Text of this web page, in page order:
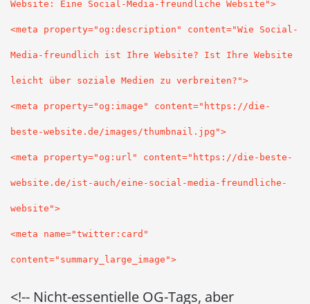
Website: Eine Social-Media-freundliche Website">
<meta property="og:description" content="Wie Social-
Media-freundlich ist Ihre Website? Ist Ihre Website
leicht über soziale Medien zu verbreiten?">
<meta property="og:image" content="https://die-
beste-website.de/images/thumbnail.jpg">
<meta property="og:url" content="https://die-beste-
website.de/ist-auch/eine-social-media-freundliche-
website">
<meta name="twitter:card"
content="summary_large_image">
<!-- Nicht-essentielle OG-Tags, aber